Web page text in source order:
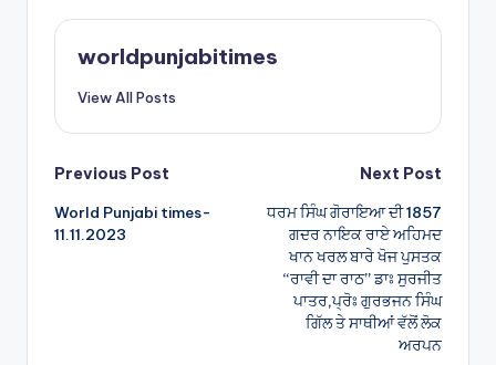
a
ts
A
p
p
ar
e
worldpunjabitimes
View All Posts
Post
navigation
Previous Post
World Punjabi times-
11.11.2023
Next Post
ਧਰਮ ਸਿੰਘ ਗੋਰਾਇਆ ਦੀ 1857
ਗਦਰ ਨਾਇਕ ਰਾਏ ਅਹਿਮਦ
ਖਾਨ ਖਰਲ ਬਾਰੇ ਖੋਜ ਪੁਸਤਕ
“ਰਾਵੀ ਦਾ ਰਾਠ” ਡਾਃ ਸੁਰਜੀਤ
ਪਾਤਰ,ਪ੍ਰੋਃ ਗੁਰਭਜਨ ਸਿੰਘ
ਗਿੱਲ ਤੇ ਸਾਥੀਆਂ ਵੱਲੋਂ ਲੋਕ
ਅਰਪਨ